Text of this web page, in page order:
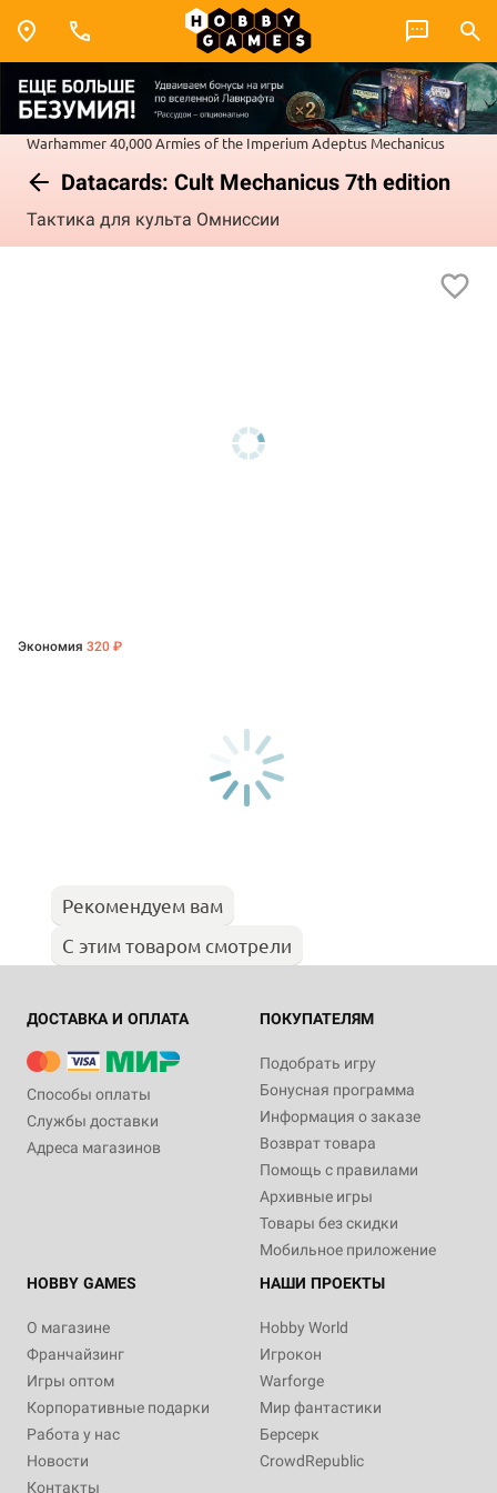
Warhammer 40,000Armies of the ImperiumAdeptus Mechanicus
Datacards: Cult Mechanicus 7th edition
Тактика для культа Омниссии
Экономия 320 ₽
Рекомендуем вам
С этим товаром смотрели
ДОСТАВКА И ОПЛАТА
Способы оплаты
Службы доставки
Адреса магазинов
ПОКУПАТЕЛЯМ
Подобрать игру
Бонусная программа
Информация о заказе
Возврат товара
Помощь с правилами
Архивные игры
Товары без скидки
Мобильное приложение
HOBBY GAMES
О магазине
Франчайзинг
Игры оптом
Корпоративные подарки
Работа у нас
Новости
Контакты
НАШИ ПРОЕКТЫ
Hobby World
Игрокон
Warforge
Мир фантастики
Берсерк
CrowdRepublic